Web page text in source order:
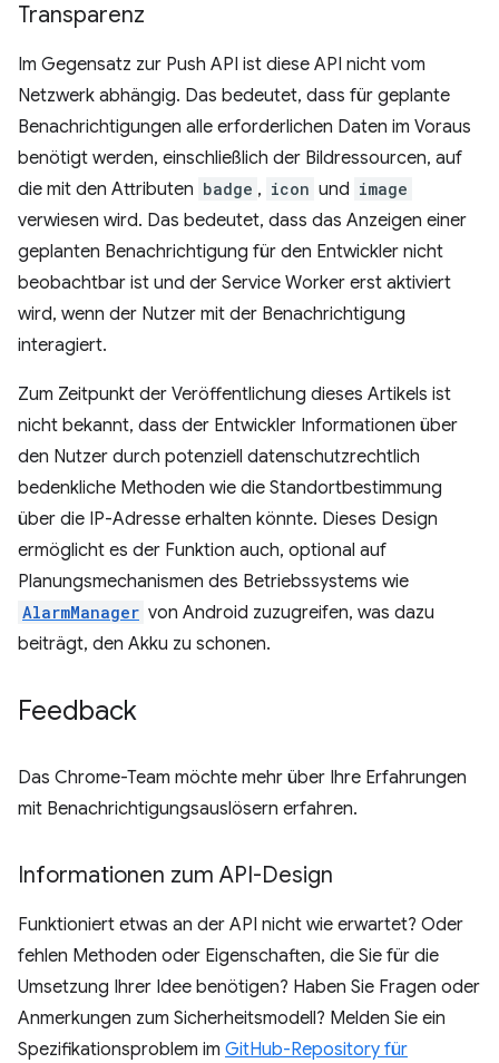
Transparenz
Im Gegensatz zur Push API ist diese API nicht vom
Netzwerk abhängig. Das bedeutet, dass für geplante
Benachrichtigungen alle erforderlichen Daten im Voraus
benötigt werden, einschließlich der Bildressourcen, auf
die mit den Attributen badge , icon und image
verwiesen wird. Das bedeutet, dass das Anzeigen einer
geplanten Benachrichtigung für den Entwickler nicht
beobachtbar ist und der Service Worker erst aktiviert
wird, wenn der Nutzer mit der Benachrichtigung
interagiert.
Zum Zeitpunkt der Veröffentlichung dieses Artikels ist
nicht bekannt, dass der Entwickler Informationen über
den Nutzer durch potenziell datenschutzrechtlich
bedenkliche Methoden wie die Standortbestimmung
über die IP-Adresse erhalten könnte. Dieses Design
ermöglicht es der Funktion auch, optional auf
Planungsmechanismen des Betriebssystems wie
AlarmManager von Android zuzugreifen, was dazu
beiträgt, den Akku zu schonen.
Feedback
Das Chrome-Team möchte mehr über Ihre Erfahrungen
mit Benachrichtigungsauslösern erfahren.
Informationen zum API-Design
Funktioniert etwas an der API nicht wie erwartet? Oder
fehlen Methoden oder Eigenschaften, die Sie für die
Umsetzung Ihrer Idee benötigen? Haben Sie Fragen oder
Anmerkungen zum Sicherheitsmodell? Melden Sie ein
Spezifikationsproblem im GitHub-Repository für